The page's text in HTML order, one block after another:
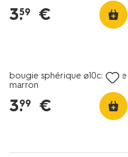
3.
59 €
bougie sphérique ⌀10cm lisse
marron
3.
99 €